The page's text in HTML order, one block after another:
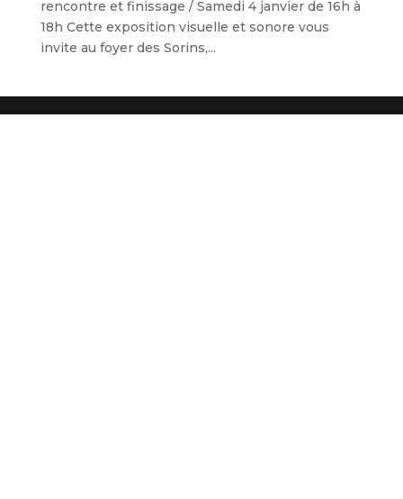
rencontre et finissage / Samedi 4 janvier de 16h à
18h Cette exposition visuelle et sonore vous
invite au foyer des Sorins,...